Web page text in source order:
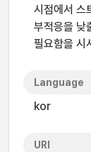
시점에서 스
부적응을 낮
필요함을 시
Language
kor
URI